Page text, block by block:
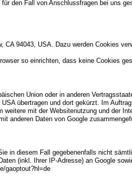
den Fall von Anschlussfragen bei uns
94043, USA. Dazu werden Cookies
so einrichten, dass keine Cookies
Union oder in anderen
übertragen und dort gekürzt. Im
mit der Websitenutzung und der
anderen Daten von Google
in diesem Fall gegebenenfalls nicht
(inkl. Ihrer IP-Adresse) an Google
gaoptout?hl=de